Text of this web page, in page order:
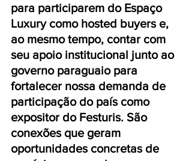
para participarem do Espaço
Luxury como hosted buyers e,
ao mesmo tempo, contar com
seu apoio institucional junto ao
governo paraguaio para
fortalecer nossa demanda de
participação do país como
expositor do Festuris. São
conexões que geram
oportunidades concretas de